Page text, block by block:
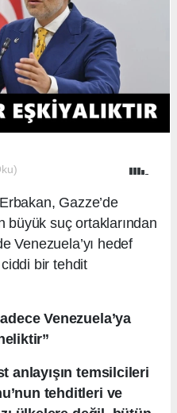
Gazze’de
büyük suç ortaklarından
Venezuela’yı hedef
bir tehdit
Venezuela’ya
anlayışın temsilcileri
tehditleri ve